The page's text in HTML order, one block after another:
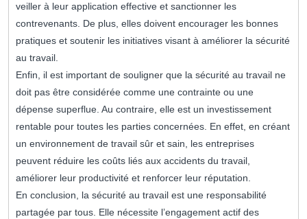
veiller à leur application effective et sanctionner les
contrevenants. De plus, elles doivent encourager les bonnes
pratiques et soutenir les initiatives visant à améliorer la sécurité
au travail.
Enfin, il est important de souligner que la sécurité au travail ne
doit pas être considérée comme une contrainte ou une
dépense superflue. Au contraire, elle est un investissement
rentable pour toutes les parties concernées. En effet, en créant
un environnement de travail sûr et sain, les entreprises
peuvent réduire les coûts liés aux accidents du travail,
améliorer leur productivité et renforcer leur réputation.
En conclusion, la sécurité au travail est une responsabilité
partagée par tous. Elle nécessite l’engagement actif des